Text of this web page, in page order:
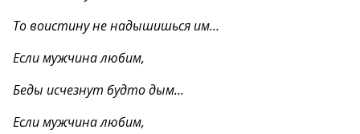
То воистину не надышишься им…
Если мужчина любим,
Беды исчезнут будто дым…
Если мужчина любим,